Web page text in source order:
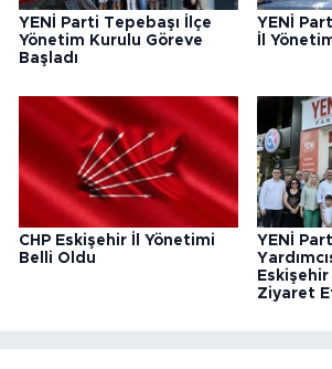
YENİ Parti Tepebaşı İlçe
Yönetim Kurulu Göreve
Başladı
YENİ
İl
CHP Eskişehir İl Yönetimi
Belli Oldu
YENİ
Ziyaret